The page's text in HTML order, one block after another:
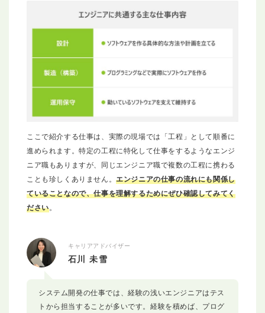
ここで紹介する仕事は、実際の現場では「工程」として順番に
進められます。特定の工程に特化して仕事をするようなエンジ
ニア職もありますが、同じエンジニア職で複数の工程に携わる
ことも珍しくありません。エンジニアの仕事の流れにも関係し
ていることなので、仕事を理解するためにぜひ確認してみてく
ださい。
キャリアアドバイザー
石川 未雪
システム開発の仕事では、経験の浅いエンジニアはテス
トから担当することが多いです。経験を積めば、プログ